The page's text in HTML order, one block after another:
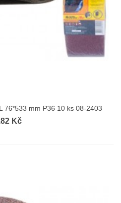
76*533 mm P36 10 ks 08-2403
Kč